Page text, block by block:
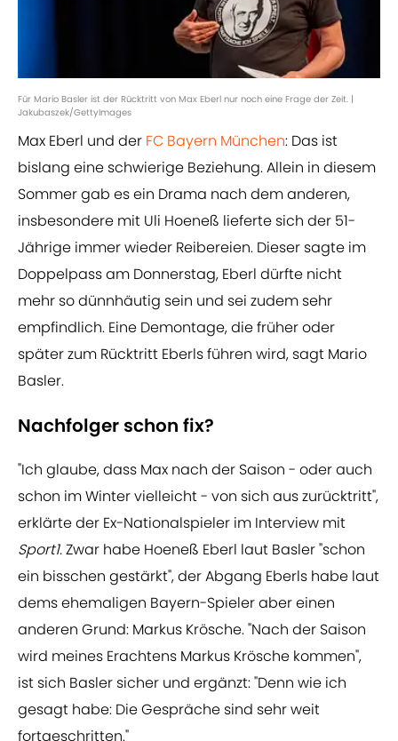
Für Mario Basler ist der Rücktritt von Max Eberl nur noch eine Frage der Zeit. |
Jakubaszek/GettyImages
Max Eberl und der FC Bayern München: Das ist
bislang eine schwierige Beziehung. Allein in diesem
Sommer gab es ein Drama nach dem anderen,
insbesondere mit Uli Hoeneß lieferte sich der 51-
Jährige immer wieder Reibereien. Dieser sagte im
Doppelpass am Donnerstag, Eberl dürfte nicht
mehr so dünnhäutig sein und sei zudem sehr
empfindlich. Eine Demontage, die früher oder
später zum Rücktritt Eberls führen wird, sagt Mario
Basler.
Nachfolger schon fix?
"Ich glaube, dass Max nach der Saison - oder auch
schon im Winter vielleicht - von sich aus zurücktritt",
erklärte der Ex-Nationalspieler im Interview mit
Sport1.Zwar habe Hoeneß Eberl laut Basler "schon
ein bisschen gestärkt", der Abgang Eberls habe laut
dems ehemaligen Bayern-Spieler aber einen
anderen Grund: Markus Krösche. "Nach der Saison
wird meines Erachtens Markus Krösche kommen",
ist sich Basler sicher und ergänzt: "Denn wie ich
gesagt habe: Die Gespräche sind sehr weit
fortgeschritten."